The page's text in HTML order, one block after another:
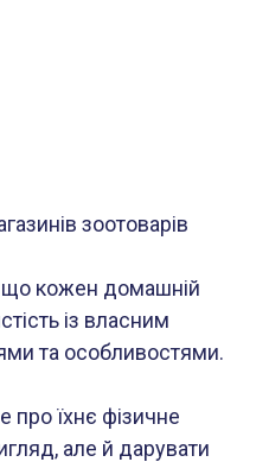
зоотоварів
що кожен домашній
із власним
та особливостями.
про їхнє фізичне
але й дарувати